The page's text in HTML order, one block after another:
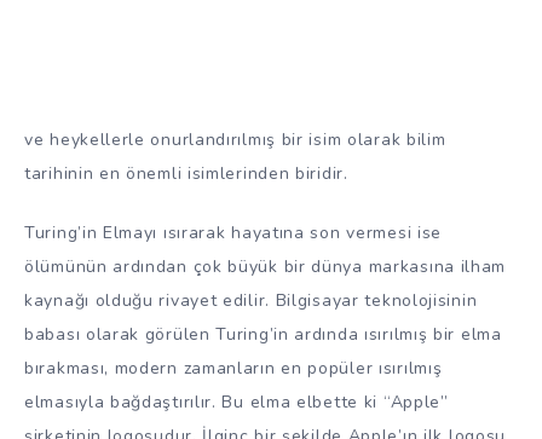
ve heykellerle onurlandırılmış bir isim olarak bilim
tarihinin en önemli isimlerinden biridir.
Turing’in Elmayı ısırarak hayatına son vermesi ise
ölümünün ardından çok büyük bir dünya markasına ilham
kaynağı olduğu rivayet edilir. Bilgisayar teknolojisinin
babası olarak görülen Turing’in ardında ısırılmış bir elma
bırakması, modern zamanların en popüler ısırılmış
elmasıyla bağdaştırılır. Bu elma elbette ki “Apple”